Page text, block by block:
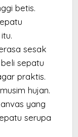
betis.
sesak
sepatu
praktis.
hujan.
yang
serupa